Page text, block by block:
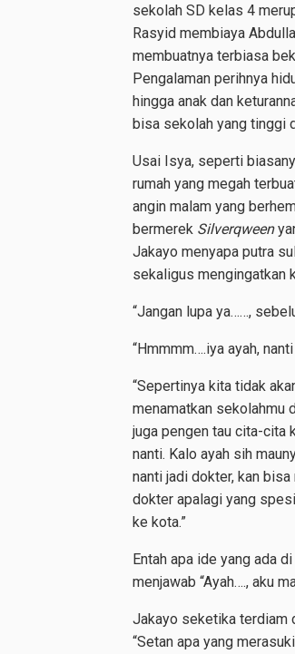
sekolah SD kelas 4
Rasyid membiaya
membuatnya terbiasa
Pengalaman perihnya
hingga anak dan
bisa sekolah yang tinggi
Usai Isya, seperti
rumah yang megah
angin malam yang
bermerek Silverqween
Jakayo menyapa putra
sekaligus mengingatkan
“Jangan lupa ya……,
“Hmmmm….iya ayah,
“Sepertinya kita tidak
menamatkan sekolahmu
juga pengen tau cita-cita
nanti. Kalo ayah sih
nanti jadi dokter, kan
dokter apalagi yang
ke kota.”
Entah apa ide yang ada
menjawab “Ayah…., aku
Jakayo seketika terdiam
“Setan apa yang